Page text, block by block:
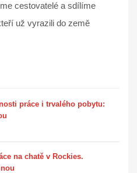
cestovatelé a sdílíme
už vyrazili do země
práce i trvalého pobytu:
na chatě v Rockies.